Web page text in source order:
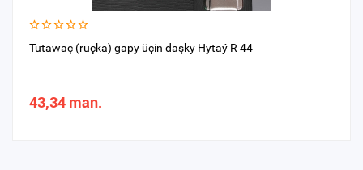
Tutawaç (ruçka) gapy üçin daşky Hytaý R 44
43,34 man.